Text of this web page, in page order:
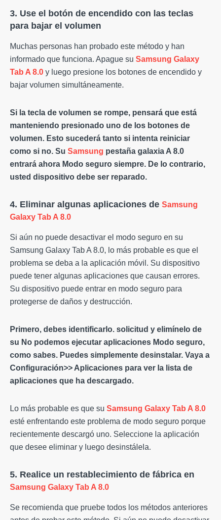
3. Use el botón de encendido con las teclas
para bajar el volumen
Muchas personas han probado este método y han
informado que funciona. Apague su Samsung Galaxy
Tab A 8.0 y luego presione los botones de encendido y
bajar volumen simultáneamente.
Si la tecla de volumen se rompe, pensará que está
manteniendo presionado uno de los botones de
volumen. Esto sucederá tanto si intenta reiniciar
como si no. Su Samsung pestaña galaxia A 8.0
entrará ahora Modo seguro siempre. De lo contrario,
usted dispositivo debe ser reparado.
4. Eliminar algunas aplicaciones de Samsung
Galaxy Tab A 8.0
Si aún no puede desactivar el modo seguro en su
Samsung Galaxy Tab A 8.0, lo más probable es que el
problema se deba a la aplicación móvil. Su dispositivo
puede tener algunas aplicaciones que causan errores.
Su dispositivo puede entrar en modo seguro para
protegerse de daños y destrucción.
Primero, debes identificarlo. solicitud y elimínelo de
su No podemos ejecutar aplicaciones Modo seguro,
como sabes. Puedes simplemente desinstalar. Vaya a
Configuración>> Aplicaciones para ver la lista de
aplicaciones que ha descargado.
Lo más probable es que su Samsung Galaxy Tab A 8.0
esté enfrentando este problema de modo seguro porque
recientemente descargó uno. Seleccione la aplicación
que desee eliminar y luego desinstálela.
5. Realice un restablecimiento de fábrica en
Samsung Galaxy Tab A 8.0
Se recomienda que pruebe todos los métodos anteriores